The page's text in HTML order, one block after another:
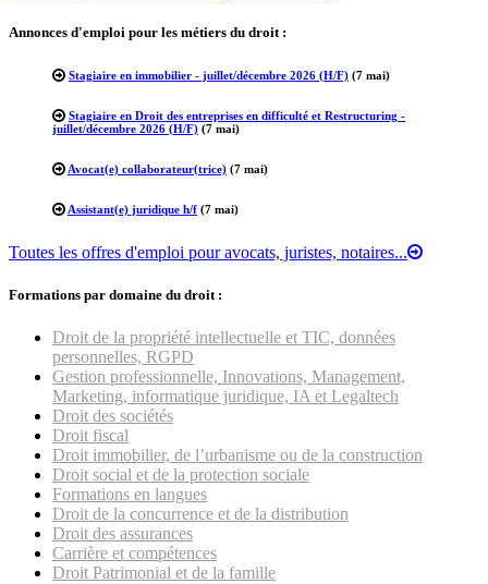
Annonces d'emploi pour les métiers du droit :
Stagiaire en immobilier - juillet/décembre 2026 (H/F) (7 mai)
Stagiaire en Droit des entreprises en difficulté et Restructuring -
juillet/décembre 2026 (H/F) (7 mai)
Avocat(e) collaborateur(trice) (7 mai)
Assistant(e) juridique h/f (7 mai)
Toutes les offres d'emploi pour avocats, juristes, notaires...
Formations par domaine du droit :
Droit de la propriété intellectuelle et TIC, données
personnelles, RGPD
Gestion professionnelle, Innovations, Management,
Marketing, informatique juridique, IA et Legaltech
Droit des sociétés
Droit fiscal
Droit immobilier, de l’urbanisme ou de la construction
Droit social et de la protection sociale
Formations en langues
Droit de la concurrence et de la distribution
Droit des assurances
Carrière et compétences
Droit Patrimonial et de la famille